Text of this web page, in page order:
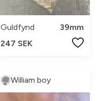
Guldfynd
39mm
247 SEK
William boy